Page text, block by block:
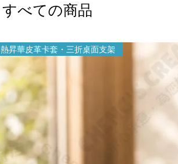
すべての商品
熱昇華皮革卡套・三折桌面支架